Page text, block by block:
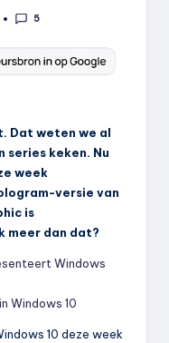
5
Dat weten we al
series keken. Nu
week
versie van
is
meer dan dat?
Windows
Windows 10
10 deze week